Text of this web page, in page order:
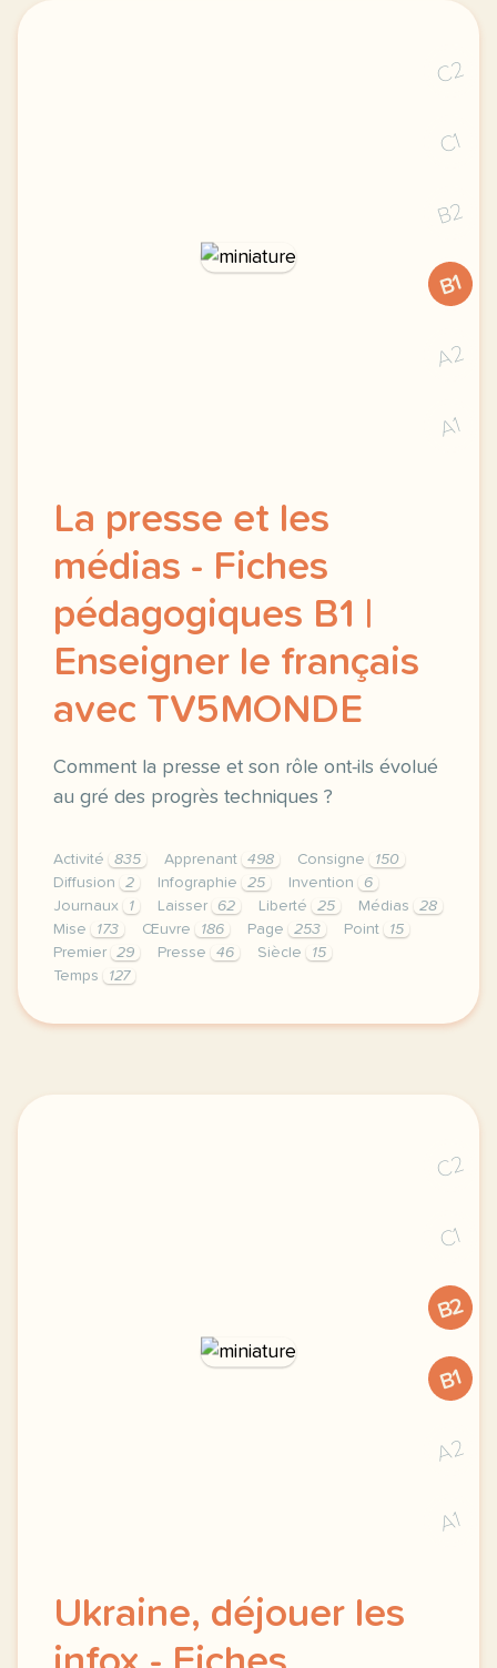
C2
C1
B2
B1
A2
A1
La presse et les
médias - Fiches
pédagogiques B1 |
Enseigner le français
avec TV5MONDE
Comment la presse et son rôle ont-ils évolué
au gré des progrès techniques ?
Activité 835 Apprenant 498 Consigne
150
Diffusion
2 Infographie 25 Invention
6
Journaux
1 Laisser 62 Liberté 25 Médias
28
Mise
173 Œuvre 186 Page 253 Point
15
Premier
29 Presse 46 Siècle
15
Temps
127
le respect de votre vie privee est une priorite
C2
C1
B2
B1
A2
A1
Ukraine, déjouer les